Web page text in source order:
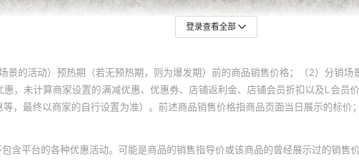
登录查看全部
景的活动）预热期（若无预热期，则为爆发期）前的商品销售价格；（2）分销
，未计算商家设置的满减优惠、优惠券、店铺返利金、店铺会员折扣以及L会
，最终以商家的自行设置为准）。前述商品销售价格指商品页面当日展示的标价
含平台的各种优惠活动。可能是商品的销售指导价或该商品的曾经展示过的销售